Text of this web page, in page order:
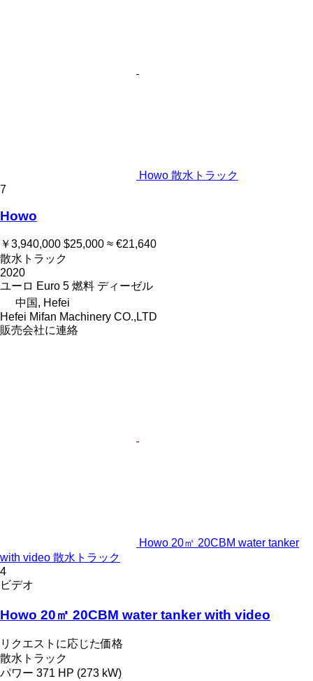
Howo 散水トラック
7
Howo
￥3,940,000 $25,000 ≈ €21,640
散水トラック
2020
ユーロ Euro 5 燃料 ディーゼル
中国, Hefei
Hefei Mifan Machinery CO.,LTD
販売会社に連絡
Howo 20㎡ 20CBM water tanker
with video 散水トラック
4
ビデオ
Howo 20㎡ 20CBM water tanker with video
リクエストに応じた価格
散水トラック
パワー 371 HP (273 kW)